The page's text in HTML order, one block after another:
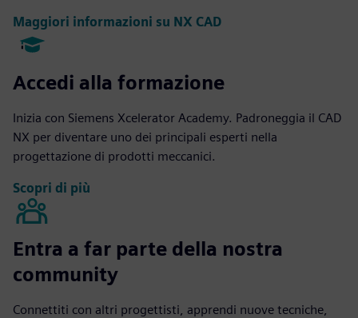
Maggiori informazioni su NX CAD
Accedi alla formazione
Inizia con Siemens Xcelerator Academy. Padroneggia il CAD
NX per diventare uno dei principali esperti nella
progettazione di prodotti meccanici.
Scopri di più
Entra a far parte della nostra
community
Connettiti con altri progettisti, apprendi nuove tecniche,